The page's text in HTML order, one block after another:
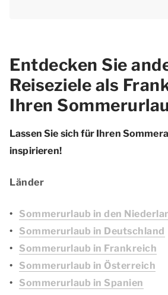
Entdecken Sie
Reiseziele als
Ihren
Lassen Sie sich für Ihren
inspirieren!
Länder
Sommerurlaub in den
Sommerurlaub in Deutschland
Sommerurlaub in Frankreich
Sommerurlaub in Österreich
Sommerurlaub in Spanien